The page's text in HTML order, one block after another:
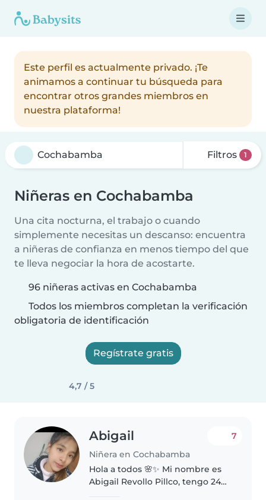
Este perfil es actualmente privado. ¡Te
animamos a continuar tu búsqueda para
encontrar otros grandes miembros en
nuestra plataforma!
Filtros 1
Niñeras en Cochabamba
Una cita nocturna, el trabajo o cuando
simplemente necesitas un descanso: encuentra
a niñeras de confianza en menos tiempo del que
te lleva negociar la hora de acostarte.
96 niñeras activas en Cochabamba
Todos los miembros completan la verificación
obligatoria de identificación
Regístrate gratis
4,7 / 5
Abigail
Niñera en Cochabamba
7
Hola a todos 🌸✨ Mi nombre es
Abigail Revollo Pillco, tengo 24